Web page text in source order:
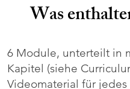
Was
6 Module, unterteilt in
Kapitel (siehe
Videomaterial für